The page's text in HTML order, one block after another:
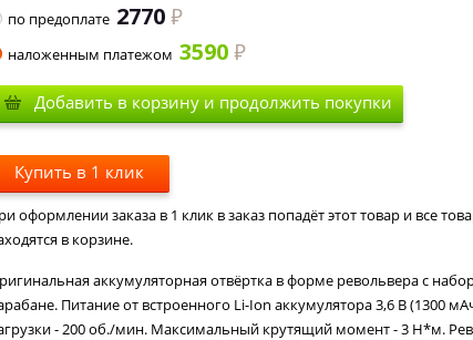
по предоплате 2770
наложенным платежом 3590
Добавить в корзину и продолжить покупки
Купить в 1 клик
оформлении заказа в 1 клик в заказ попадёт этот товар и все
в корзине.
аккумуляторная отвёртка в форме револьвера с
Питание от встроенного Li-Ion аккумулятора 3,6 В (1300
- 200 об./мин. Максимальный крутящий момент - 3 H*м.